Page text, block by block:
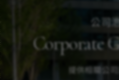
公司
Corporate